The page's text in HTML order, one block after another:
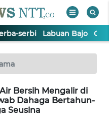
serbi Labuan Bajo
Bersih Mengalir di
Dahaga Bertahun-
Seusina